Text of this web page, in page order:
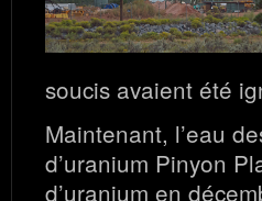
soucis avaient été
Maintenant, l’eau
d’uranium Pinyon
d’uranium en